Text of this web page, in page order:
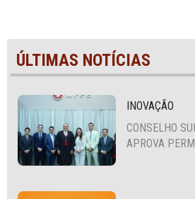
ÚLTIMAS NOTÍCIAS
INOVAÇÃO
CONSELHO
APROVA